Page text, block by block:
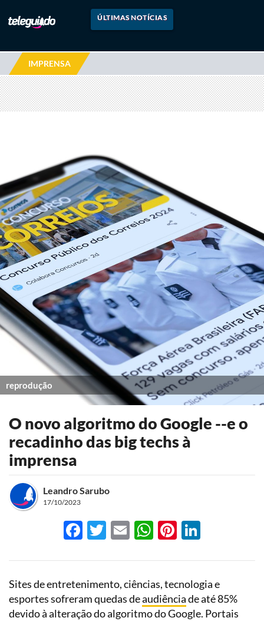
ÚLTIMAS NOTÍCIAS
IMPRENSA
reprodução
O novo algoritmo do Google --e o
recadinho das big techs à
imprensa
Leandro Sarubo
17/10/2023
Facebook
Twitter
EmailWhatsApp
Pinterest
Sites de entretenimento, ciências, tecnologia e
esportes sofreram quedas deaudiênciade até 85%
devido à alteração do algoritmo do Google. Portais